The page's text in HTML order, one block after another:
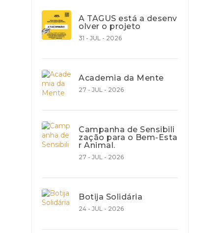
A TAGUS está a desenv
olver o projeto
31 - JUL - 2026
Academia da Mente
27 - JUL - 2026
Campanha de Sensibili
zação para o Bem-Esta
r Animal.
27 - JUL - 2026
Botija Solidária
24 - JUL - 2026